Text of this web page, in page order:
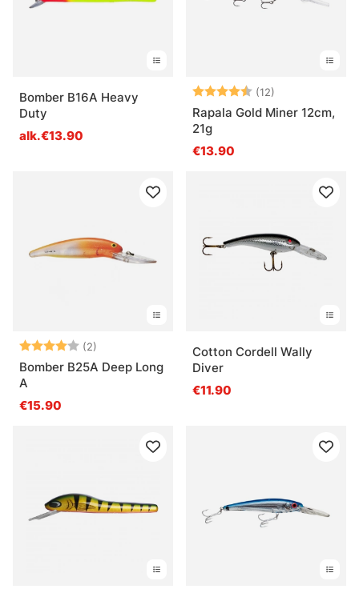
Bomber B16A Heavy
Duty
alk.€13.90
Arvio: (12)
Rapala Gold Miner 12cm,
21g
€13.90
Arvio: (2)
4.0 5:sta tähdestä
Bomber B25A Deep Long
A
€15.90
Cotton Cordell Wally
Diver
€11.90